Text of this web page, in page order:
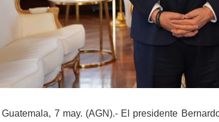
7 may. (AGN).- El presidente